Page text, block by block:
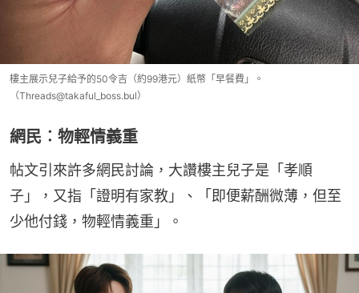
樓主展示兒子給予的50令吉（約99港元）紙幣「早餐費」。
（Threads@takaful_boss.bul）
網民︰物輕情義重
帖文引來許多網民討論，大讚樓主兒子是「孝順
子」，又指「證明有家教」、「即便薪酬微薄，但至
少他付錢，物輕情義重」。